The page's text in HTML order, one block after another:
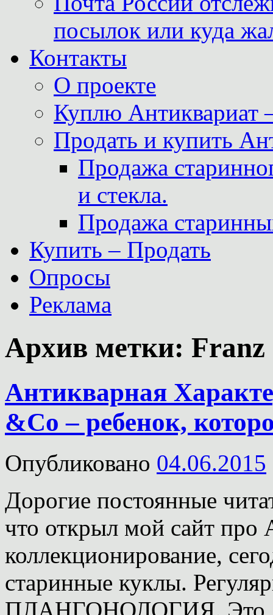
посылок или куда
Контакты
О проекте
Куплю Антиквариат
Продать и купить
Продажа
и стекла.
Продажа
Купить – Продать
Опросы
Реклама
Архив метки: Franz
Антикварная
&Co – ребенок,
Опубликовано 04.06.2015
Дорогие постоянные
что открыл мой сайт про
коллекционирование,
старинные куклы.
ПЛАНГОНОЛОГИЯ. Это